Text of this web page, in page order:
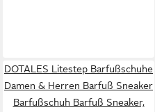
DOTALES Litestep Barfußschuhe
Damen & Herren Barfuß Sneaker
Barfußschuh Barfuß Sneaker,